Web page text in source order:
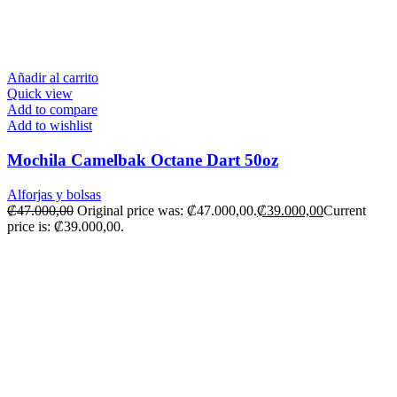
Añadir al carrito
Quick view
Add to compare
Add to wishlist
Mochila Camelbak Octane Dart 50oz
Alforjas y bolsas
₡47.000,00 Original price was: ₡47.000,00.₡39.000,00Current
price is: ₡39.000,00.